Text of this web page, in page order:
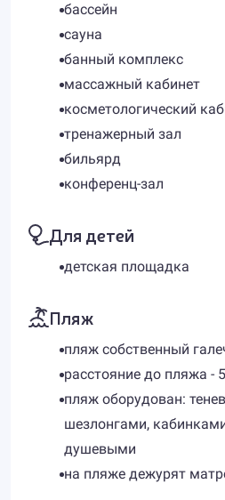
бассейн
сауна
банный комплекс
массажный кабинет
косметологический
тренажерный зал
бильярд
конференц-зал
Для детей
детская площадка
Пляж
пляж собственный
расстояние до пляжа -
пляж оборудован:
шезлонгами,
душевыми
на пляже дежурят